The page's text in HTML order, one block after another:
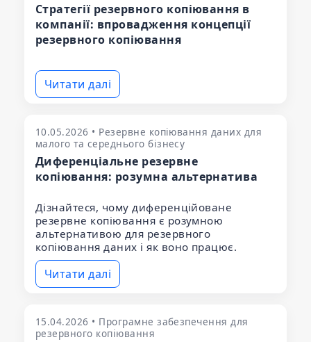
Стратегії резервного копіювання в
компанії: впровадження концепції
резервного копіювання
Читати далі
10.05.2026 • Резервне копіювання даних для
малого та середнього бізнесу
Диференціальне резервне
копіювання: розумна альтернатива
Дізнайтеся, чому диференційоване
резервне копіювання є розумною
альтернативою для резервного
копіювання даних і як воно працює.
Читати далі
15.04.2026 • Програмне забезпечення для
резервного копіювання